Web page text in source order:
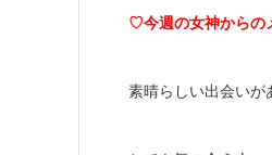
♡今週の女神からの
素晴らしい出会いが